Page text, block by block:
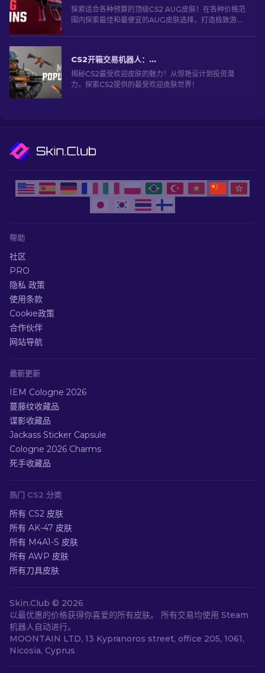
探索适合各种预算的顶级CS2 AUG皮肤！在各种价格范
围内探索最佳和最便宜的AUG皮肤选择，打造极致游戏
CS2开箱交易机器人：深入探索
揭秘CS2最受欢迎皮肤的魅力！从惊艳设计到投资潜
力，探索CS2提供的最受欢迎皮肤世界！
帮助
社区
PRO
隐私 政策
使用条款
Cookie政策
合作伙伴
网站导航
最新更新
IEM Cologne 2026
蔓藤纹收藏品
谍影收藏品
Jackass Sticker Capsule
Cologne 2026 Charms
死手收藏品
热门 CS2 分类
所有 CS2 皮肤
所有 AK-47 皮肤
所有 M4A1-S 皮肤
所有 AWP 皮肤
所有刀具皮肤
Skin.Club © 2026
以最优惠的价格获得你喜爱的所有皮肤。 所有交易均使用 Steam
机器人自动进行。
MOONTAIN LTD, 13 Kypranoros street, office 205, 1061,
Nicosia, Cyprus